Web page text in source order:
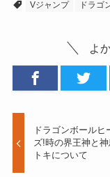
Vジャンプ
ドラゴ
よ
ドラゴンボールヒ
ズ!時の界王神と
トキについて